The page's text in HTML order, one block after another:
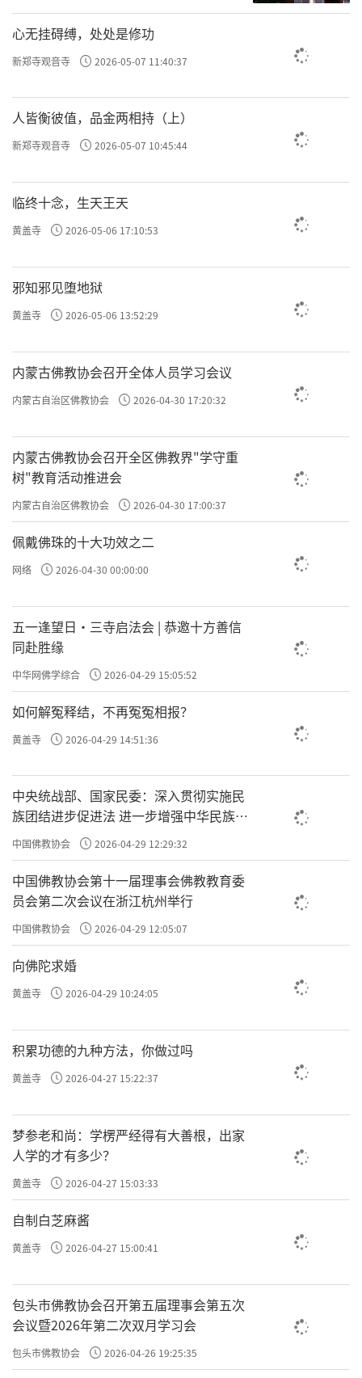
心无挂碍缚，处处是修功
新郑寺观音寺 2026-05-07 11:40:37
人皆衡彼值，品金两相持（上）
新郑寺观音寺 2026-05-07 10:45:44
临终十念，生天王天
黄盖寺 2026-05-06 17:10:53
邪知邪见堕地狱
黄盖寺 2026-05-06 13:52:29
内蒙古佛教协会召开全体人员学习会议
内蒙古自治区佛教协会 2026-04-30 17:20:32
内蒙古佛教协会召开全区佛教界"学守重
树"教育活动推进会
内蒙古自治区佛教协会 2026-04-30 17:00:37
佩戴佛珠的十大功效之二
网络 2026-04-30 00:00:00
五一逢望日・三寺启法会 | 恭邀十方善信
同赴胜缘
中华网佛学综合 2026-04-29 15:05:52
如何解冤释结，不再冤冤相报？
黄盖寺 2026-04-29 14:51:36
中央统战部、国家民委：深入贯彻实施民
族团结进步促进法 进一步增强中华民族凝
聚力向心力
中国佛教协会 2026-04-29 12:29:32
中国佛教协会第十一届理事会佛教教育委
员会第二次会议在浙江杭州举行
中国佛教协会 2026-04-29 12:05:07
向佛陀求婚
黄盖寺 2026-04-29 10:24:05
积累功德的九种方法，你做过吗
黄盖寺 2026-04-27 15:22:37
梦参老和尚：学楞严经得有大善根，出家
人学的才有多少？
黄盖寺 2026-04-27 15:03:33
自制白芝麻酱
黄盖寺 2026-04-27 15:00:41
包头市佛教协会召开第五届理事会第五次
会议暨2026年第二次双月学习会
包头市佛教协会 2026-04-26 19:25:35